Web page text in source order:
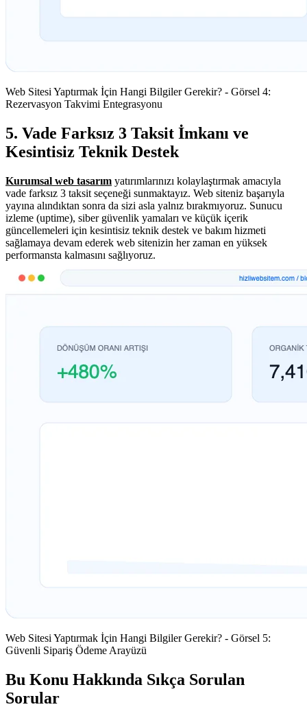
Web Sitesi Yaptırmak İçin Hangi Bilgiler Gerekir? - Görsel 4:
Rezervasyon Takvimi Entegrasyonu
5. Vade Farksız 3 Taksit İmkanı ve
Kesintisiz Teknik Destek
Kurumsal web tasarım yatırımlarınızı kolaylaştırmak amacıyla
vade farksız 3 taksit seçeneği sunmaktayız. Web siteniz başarıyla
yayına alındıktan sonra da sizi asla yalnız bırakmıyoruz. Sunucu
izleme (uptime), siber güvenlik yamaları ve küçük içerik
güncellemeleri için kesintisiz teknik destek ve bakım hizmeti
sağlamaya devam ederek web sitenizin her zaman en yüksek
performansta kalmasını sağlıyoruz.
Web Sitesi Yaptırmak İçin Hangi Bilgiler Gerekir? - Görsel 5:
Güvenli Sipariş Ödeme Arayüzü
Bu Konu Hakkında Sıkça Sorulan
Sorular